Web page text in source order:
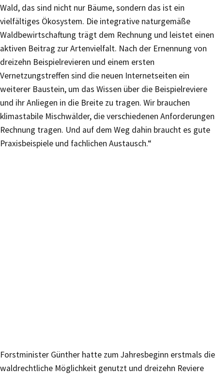
Wald, das sind nicht nur Bäume, sondern das ist ein
vielfältiges Ökosystem. Die integrative naturgemäße
Waldbewirtschaftung trägt dem Rechnung und leistet einen
aktiven Beitrag zur Artenvielfalt. Nach der Ernennung von
dreizehn Beispielrevieren und einem ersten
Vernetzungstreffen sind die neuen Internetseiten ein
weiterer Baustein, um das Wissen über die Beispielreviere
und ihr Anliegen in die Breite zu tragen. Wir brauchen
klimastabile Mischwälder, die verschiedenen Anforderungen
Rechnung tragen. Und auf dem Weg dahin braucht es gute
Praxisbeispiele und fachlichen Austausch.“
Forstminister Günther hatte zum Jahresbeginn erstmals die
waldrechtliche Möglichkeit genutzt und dreizehn Reviere